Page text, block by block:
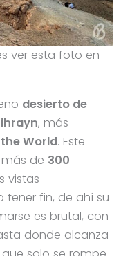
ver esta foto en
desierto de
, más
World. Este
de 300
vistas
fin, de ahí su
es brutal, con
donde alcanza